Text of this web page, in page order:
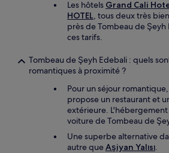
Les hôtels Grand Cali
HOTEL, tous deux très
près de Tombeau de
ces tarifs.
Tombeau de Şeyh Edebali : quels
romantiques à proximité ?
Pour un séjour romantique,
propose un restaurant et
extérieure. L'hébergement
voiture de Tombeau de
Une superbe alternative
autre queAşiyan Yalısı.